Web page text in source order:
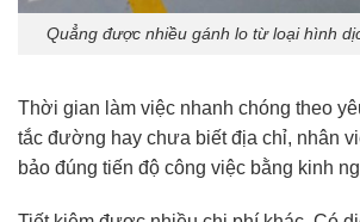
Quẳng được nhiều gánh lo từ loại hình
Thời gian làm việc nhanh chóng theo
tắc đường hay chưa biết địa chỉ, nhân
bảo đúng tiến độ công việc bằng kinh